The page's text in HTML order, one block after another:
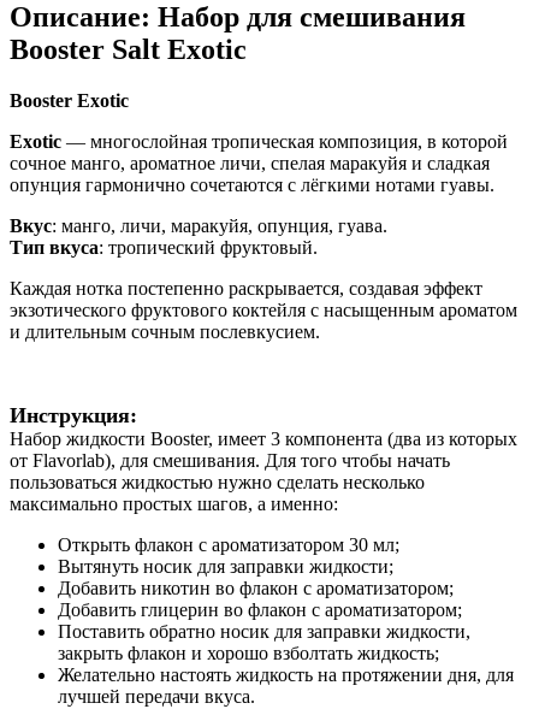
Описание: Набор для смешивания
Booster Salt Exotic
Booster Exotic
Exotic — многослойная тропическая композиция, в которой
сочное манго, ароматное личи, спелая маракуйя и сладкая
опунция гармонично сочетаются с лёгкими нотами гуавы.
Вкус: манго, личи, маракуйя, опунция, гуава.
Тип вкуса: тропический фруктовый.
Каждая нотка постепенно раскрывается, создавая эффект
экзотического фруктового коктейля с насыщенным ароматом
и длительным сочным послевкусием.
Инструкция:
Набор жидкости Booster, имеет 3 компонента (два из которых
от Flavorlab), для смешивания. Для того чтобы начать
пользоваться жидкостью нужно сделать несколько
максимально простых шагов, а именно:
Открыть флакон с ароматизатором 30 мл;
Вытянуть носик для заправки жидкости;
Добавить никотин во флакон с ароматизатором;
Добавить глицерин во флакон с ароматизатором;
Поставить обратно носик для заправки жидкости,
закрыть флакон и хорошо взболтать жидкость;
Желательно настоять жидкость на протяжении дня, для
лучшей передачи вкуса.